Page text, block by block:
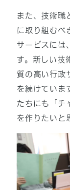
また、技術職
に取り組むべ
サービスには
す。新しい技
質の高い行政
を続けていま
たちにも「チ
を作りたいと